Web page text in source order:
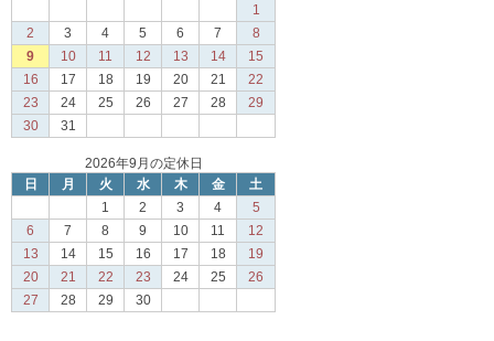
1
2
3 4 5 6 7
8
9
10 11 12 13 14
15
16
17 18 19 20 21
22
23
24 25 26 27 28
29
30
31
2026年9月の定休日
日
月 火 水 木 金
土
1
2 3 4
5
6
7 8 9 10 11
12
13
14 15 16 17 18
19
20
21 22 23 24 25
26
27
28 29 30